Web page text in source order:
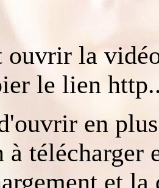
la
le lien
en
à télécharger
et